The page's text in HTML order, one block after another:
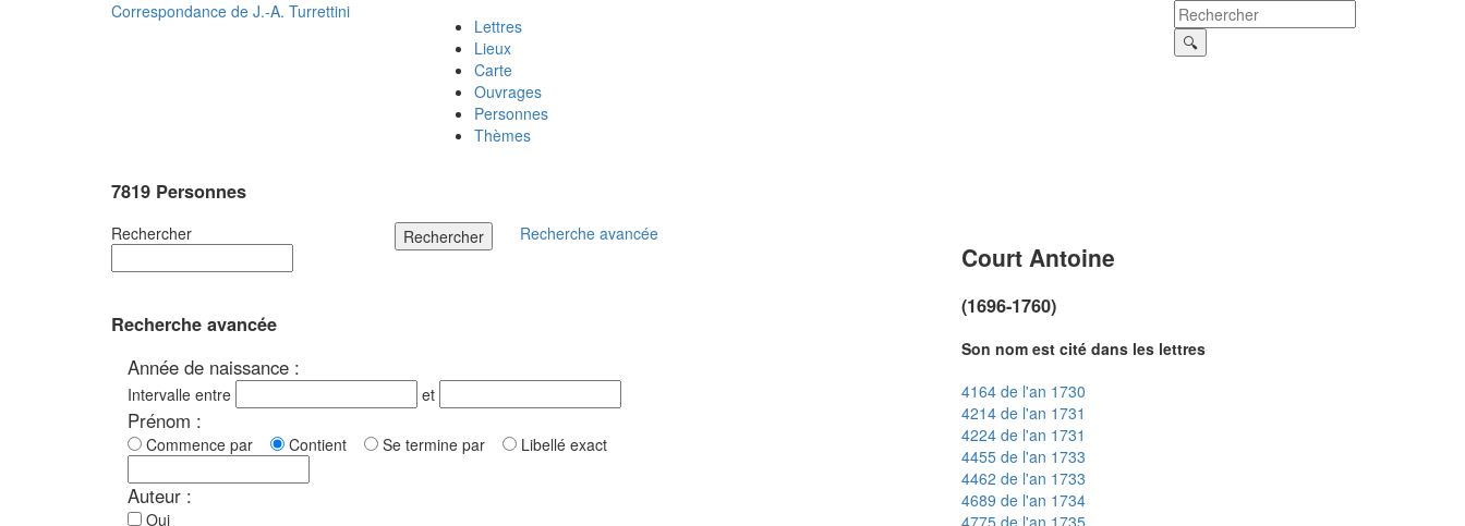
Correspondance de J.-A. Turrettini
Lettres
Lieux
Carte
Ouvrages
Personnes
Thèmes
7819 Personnes
Rechercher Rechercher Recherche avancée
Recherche avancée
Année de naissance :
Intervalle entre et
Prénom :
Commence par Contient Se termine par Libellé exact
Auteur :
Oui
Court Antoine
(1696-1760)
Son nom est cité dans les lettres
4164 de l'an 1730
4214 de l'an 1731
4224 de l'an 1731
4455 de l'an 1733
4462 de l'an 1733
4689 de l'an 1734
4775 de l'an 1735